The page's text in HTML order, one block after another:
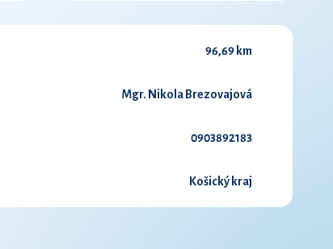
96,69 km
Mgr. Nikola Brezovajová
0903892183
Košický kraj